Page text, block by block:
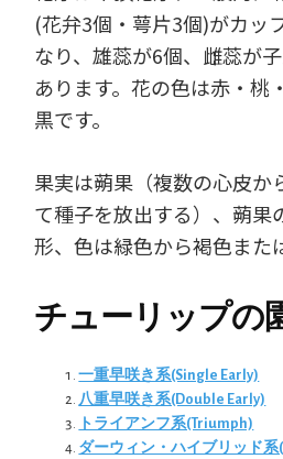
(花弁3個・萼片3個)がカッ
なり、雄蕊が6個、雌蕊が
あります。花の色は赤・桃
黒です。
果実は蒴果（複数の心皮か
て種子を放出する）、蒴果
形、色は緑色から褐色また
チューリップの
一重早咲き系(Single Early)
八重早咲き系(Double Early)
トライアンフ系(Triumph)
ダーウィン・ハイブリッド系